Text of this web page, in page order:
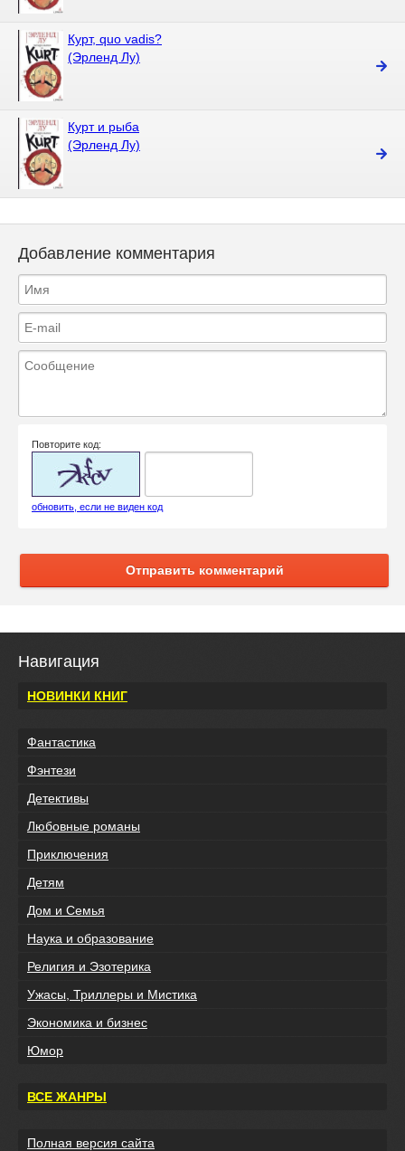
Курт, quo vadis?
(Эрленд Лу)
Курт и рыба
(Эрленд Лу)
Добавление комментария
Повторите код:
обновить, если не виден код
Отправить комментарий
Навигация
НОВИНКИ КНИГ
Фантастика
Фэнтези
Детективы
Любовные романы
Приключения
Детям
Дом и Семья
Наука и образование
Религия и Эзотерика
Ужасы, Триллеры и Мистика
Экономика и бизнес
Юмор
ВСЕ ЖАНРЫ
Полная версия сайта